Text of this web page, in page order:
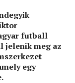
futball
jelenik meg az
egy